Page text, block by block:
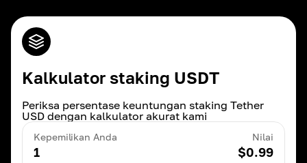
Kalkulator staking USDT
Periksa persentase keuntungan staking Tether
USD dengan kalkulator akurat kami
Kepemilikan Anda
1
Nilai
$0.99